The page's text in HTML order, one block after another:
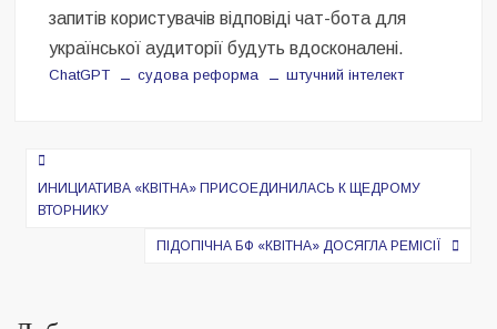
запитів користувачів відповіді чат-бота для
української аудиторії будуть вдосконалені.
ChatGPT судова реформа штучний інтелект
Навигация
по
ИНИЦИАТИВА «КВІТНА» ПРИСОЕДИНИЛАСЬ К ЩЕДРОМУ
ВТОРНИКУ
ПІДОПІЧНА БФ «КВІТНА» ДОСЯГЛА РЕМІСІЇ